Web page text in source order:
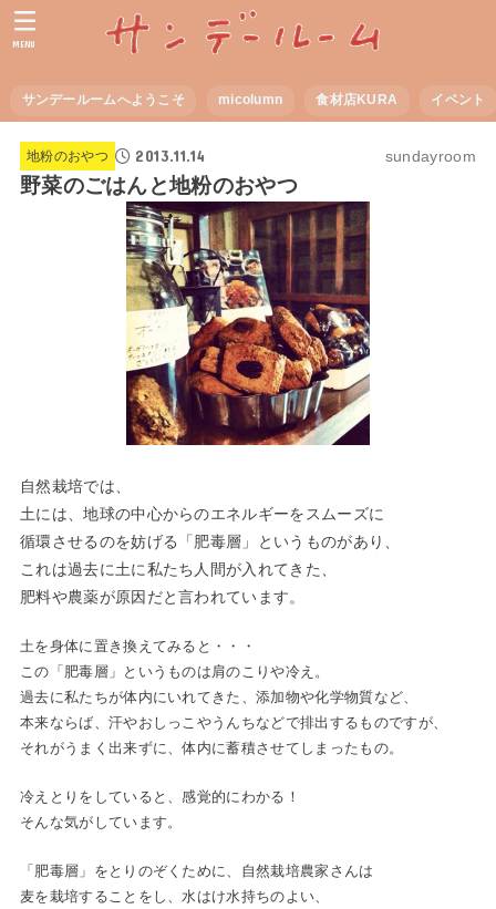
サンデールームへようこそ micolumn 食材店KURA イベント
MENU
地粉のおやつ 2013.11.14 sundayroom
野菜のごはんと地粉のおやつ
自然栽培では、
土には、地球の中心からのエネルギーをスムーズに
循環させるのを妨げる「肥毒層」というものがあり、
これは過去に土に私たち人間が入れてきた、
肥料や農薬が原因だと言われています。
土を身体に置き換えてみると・・・
この「肥毒層」というものは肩のこりや冷え。
過去に私たちが体内にいれてきた、添加物や化学物質など、
本来ならば、汗やおしっこやうんちなどで排出するものですが、
それがうまく出来ずに、体内に蓄積させてしまったもの。
冷えとりをしていると、感覚的にわかる！
そんな気がしています。
「肥毒層」をとりのぞくために、自然栽培農家さんは
麦を栽培することをし、水はけ水持ちのよい、